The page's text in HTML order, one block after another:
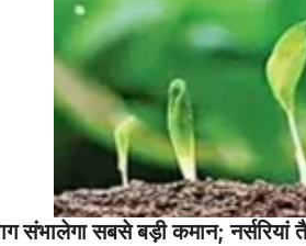
संभालेगा सबसे बड़ी कमान; नर्सरियां